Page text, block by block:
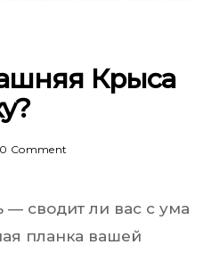
Крыса
0 Comment
— сводит ли вас с ума
планка вашей